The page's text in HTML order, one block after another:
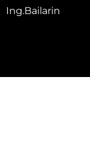
Ing.Bailarin